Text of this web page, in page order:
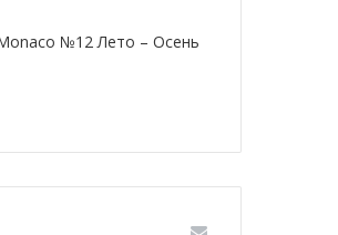
№12 Лето – Осень